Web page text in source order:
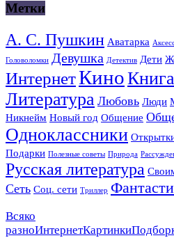
Метки
А. С. Пушкин Аватарка
Головоломки Девушка Детектив Дети
ИнтернетКиноКнига
Литература Любовь Люди
Никнейм Новый год Общение
Одноклассники
Подарки Полезные советы Природа
Русская литература
Сеть Соц. сети Триллер
Всяко
разноИнтернетКартинки